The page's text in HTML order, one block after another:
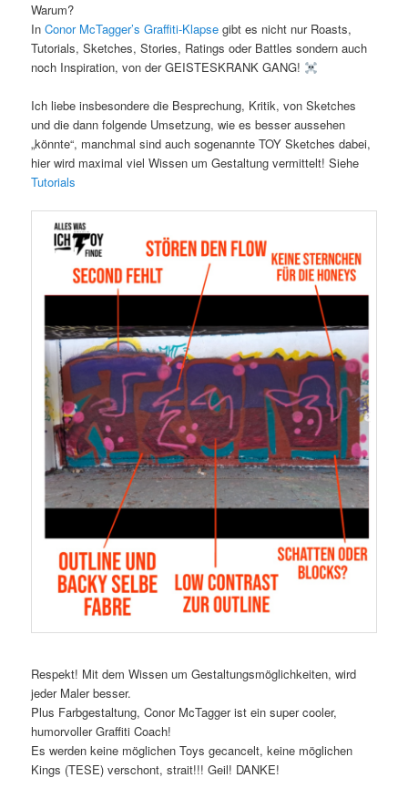
Warum?
InConor McTagger’s Graffiti-Klapse gibt es nicht nur Roasts,
Tutorials, Sketches, Stories, Ratings oder Battles sondern auch
noch Inspiration, von der GEISTESKRANK GANG!
Ich liebe insbesondere die Besprechung, Kritik, von Sketches
und die dann folgende Umsetzung, wie es besser aussehen
„könnte“, manchmal sind auch sogenannte TOY Sketches dabei,
hier wird maximal viel Wissen um Gestaltung vermittelt! Siehe
Tutorials
Respekt! Mit dem Wissen um Gestaltungsmöglichkeiten, wird
jeder Maler besser.
Plus Farbgestaltung, Conor McTagger ist ein super cooler,
humorvoller Graffiti Coach!
Es werden keine möglichen Toys gecancelt, keine möglichen
Kings (TESE) verschont, strait!!! Geil! DANKE!